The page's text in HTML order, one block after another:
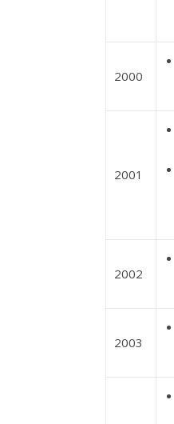
2000
2001
2002
2003